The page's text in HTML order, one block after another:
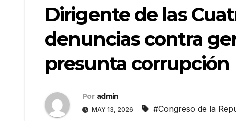
Dirigente de las
denuncias contra
presunta corrupción
Por admin
MAY 13, 2026 #Congreso de la